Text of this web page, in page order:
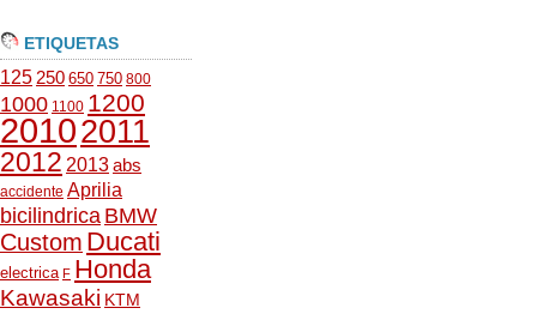
ETIQUETAS
125 250 650 750 800
1000 1100 1200
20102011
2012 2013abs
accidente Aprilia
bicilindrica BMW
Custom Ducati
electrica F Honda
Kawasaki KTM